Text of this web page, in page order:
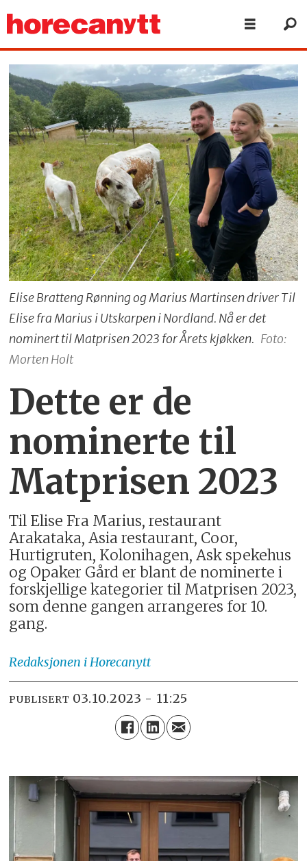
Elise Bratteng Rønning og Marius Martinsen driver Til
Elise fra Marius i Utskarpen i Nordland. Nå er det
nominert til Matprisen 2023 for Årets kjøkken. Foto:
Morten Holt
Dette er de
nominerte til
Matprisen 2023
Til Elise Fra Marius, restaurant
Arakataka, Asia restaurant, Coor,
Hurtigruten, Kolonihagen, Ask spekehus
og Opaker Gård er blant de nominerte i
forskjellige kategorier til Matprisen 2023,
som denne gangen arrangeres for 10.
gang.
Redaksjonen i Horecanytt
PUBLISERT 03.10.2023 - 11:25